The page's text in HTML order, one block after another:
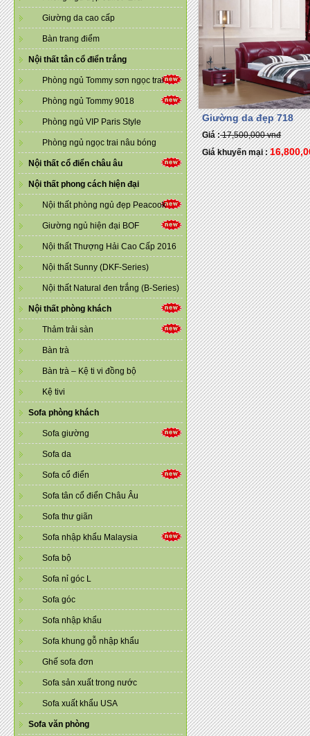
Giường da cao cấp
Bàn trang điểm
Nội thất tân cổ điển trắng
Phòng ngủ Tommy sơn ngọc trai
Phòng ngủ Tommy 9018
Phòng ngủ VIP Paris Style
Phòng ngủ ngọc trai nâu bóng
Nội thất cổ điển châu âu
Nội thất phong cách hiện đại
Nội thất phòng ngủ đẹp Peacook
Giường ngủ hiện đại BOF
Nội thất Thượng Hải Cao Cấp 2016
Nội thất Sunny (DKF-Series)
Nội thất Natural đen trắng (B-Series)
Nội thất phòng khách
Thảm trải sàn
Bàn trà
Bàn trà – Kệ ti vi đồng bộ
Kệ tivi
Sofa phòng khách
Sofa giường
Sofa da
Sofa cổ điển
Sofa tân cổ điển Châu Âu
Sofa thư giãn
Sofa nhập khẩu Malaysia
Sofa bộ
Sofa nỉ góc L
Sofa góc
Sofa nhập khẩu
Sofa khung gỗ nhập khẩu
Ghế sofa đơn
Sofa sản xuất trong nước
Sofa xuất khẩu USA
Sofa văn phòng
Giường da đẹp 718
Giá :17,500,000 vnđ
Giá khuyến mại :